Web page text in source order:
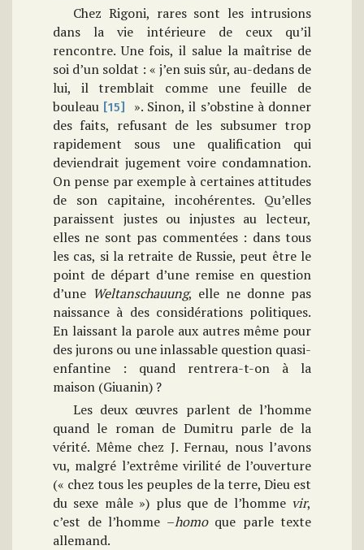
Chez Rigoni, rares sont les intrusions
dans la vie intérieure de ceux qu’il
rencontre. Une fois, il salue la maîtrise de
soi d’un soldat : « j’en suis sûr, au-dedans de
lui, il tremblait comme une feuille de
bouleau [15]
». Sinon, il s’obstine à donner
des faits, refusant de les subsumer trop
rapidement sous une qualification qui
deviendrait jugement voire condamnation.
On pense par exemple à certaines attitudes
de son capitaine, incohérentes. Qu’elles
paraissent justes ou injustes au lecteur,
elles ne sont pas commentées : dans tous
les cas, si la retraite de Russie, peut être le
point de départ d’une remise en question
d’une Weltanschauung, elle ne donne pas
naissance à des considérations politiques.
En laissant la parole aux autres même pour
des jurons ou une inlassable question quasi-
enfantine : quand rentrera-t-on à la
maison (Giuanin) ?
Les deux œuvres parlent de l’homme
quand le roman de Dumitru parle de la
vérité. Même chez J. Fernau, nous l’avons
vu, malgré l’extrême virilité de l’ouverture
(« chez tous les peuples de la terre, Dieu est
du sexe mâle ») plus que de l’homme vir,
c’est de l’homme –homoque parle texte
allemand.